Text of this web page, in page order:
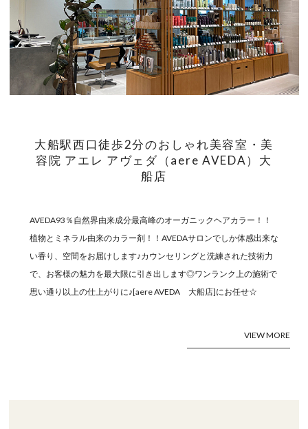
大船駅西口徒歩2分のおしゃれ美容室・美
容院 アエレ アヴェダ（aere AVEDA）大
船店
AVEDA93％自然界由来成分最高峰のオーガニックヘアカラー！！
植物とミネラル由来のカラー剤！！AVEDAサロンでしか体感出来な
い香り、空間をお届けします♪カウンセリングと洗練された技術力
で、お客様の魅力を最大限に引き出します◎ワンランク上の施術で
思い通り以上の仕上がりに♪[aere AVEDA 大船店]にお任せ☆
VIEW MORE